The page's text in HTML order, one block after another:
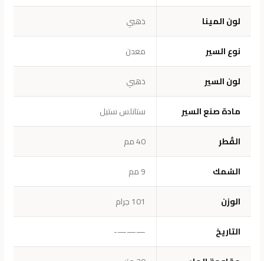
لون المينا
ذهبي
نوع السير
معدن
لون السير
ذهبي
مادة صنع السير
ستانلس ستيل
القُطر
40 مم
السُمك
9 مم
الوزن
101 جرام
التاريخ
———-